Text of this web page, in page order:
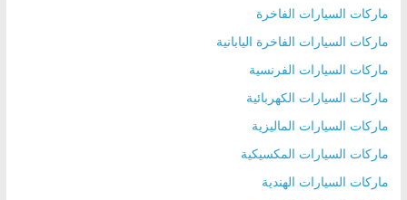
ماركات السيارات الفاخرة
ماركات السيارات الفاخرة اليابانية
ماركات السيارات الفرنسية
ماركات السيارات الكهربائية
ماركات السيارات الماليزية
ماركات السيارات المكسيكية
ماركات السيارات الهندية